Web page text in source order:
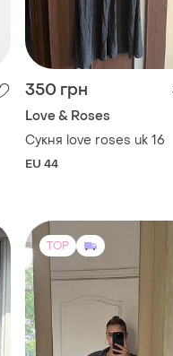
EU 44
TOP
650 грн